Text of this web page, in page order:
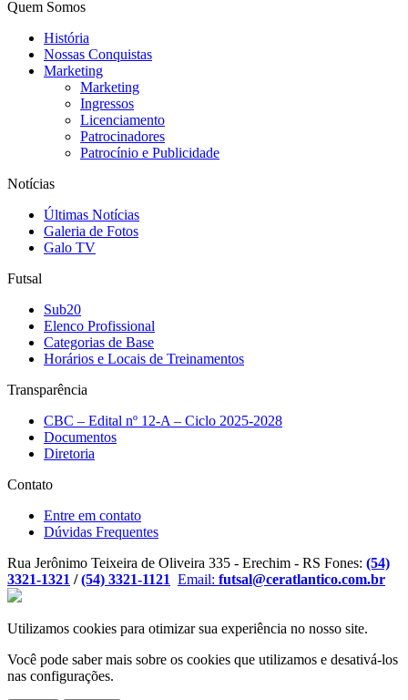
Quem Somos
História
Nossas Conquistas
Marketing
Marketing
Ingressos
Licenciamento
Patrocinadores
Patrocínio e Publicidade
Notícias
Últimas Notícias
Galeria de Fotos
Galo TV
Futsal
Sub20
Elenco Profissional
Categorias de Base
Horários e Locais de Treinamentos
Transparência
CBC – Edital nº 12-A – Ciclo 2025-2028
Documentos
Diretoria
Contato
Entre em contato
Dúvidas Frequentes
Rua Jerônimo Teixeira de Oliveira 335 - Erechim - RS Fones: (54)
3321-1321 /(54) 3321-1121 Email: futsal@ceratlantico.com.br
Utilizamos cookies para otimizar sua experiência no nosso site.
Você pode saber mais sobre os cookies que utilizamos e desativá-los
nas configurações.